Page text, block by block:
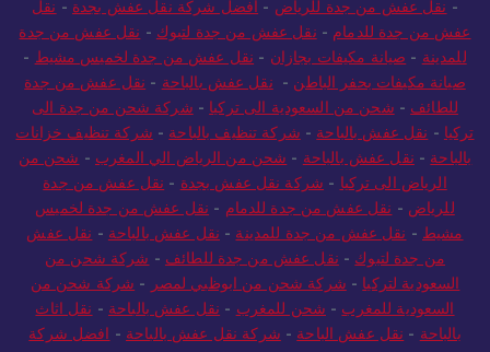
- نقل عفش من جدة للرياض - أفضل شركة نقل عفش بجدة - نقل
عفش من جدة للدمام - نقل عفش من جدة لتبوك - نقل عفش من جدة
للمدينة - صيانة مكيفات بجازان - نقل عفش من جدة لخميس مشيط -
صيانة مكيفات بحفر الباطن - نقل عفش بالباحة - نقل عفش من جدة
للطائف - شحن من السعودية الى تركيا - شركة شحن من جدة الى
تركيا - نقل عفش بالباحة - شركة تنظيف بالباحة - شركة تنظيف خزانات
بالباحة - نقل عفش بالباحة - شحن من الرياض الي المغرب - شحن من
الرياض الى تركيا - شركة نقل عفش بجدة - نقل عفش من جدة
للرياض - نقل عفش من جدة للدمام - نقل عفش من جدة لخميس
مشيط - نقل عفش من جدة للمدينة - نقل عفش بالباحة - نقل عفش
من جدة لتبوك - نقل عفش من جدة للطائف - شركة شحن من
السعودية لتركيا - شركة شحن من ابوظبي لمصر - شركة شحن من
السعودية للمغرب - شحن للمغرب - نقل عفش بالباحة - نقل اثاث
بالباحة - نقل عفش الباحة - شركة نقل عفش بالباحة - افضل شركة